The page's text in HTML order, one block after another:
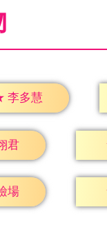
李多慧
君
場